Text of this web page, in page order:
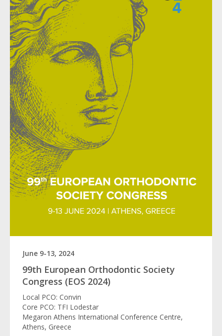
June 9-13, 2024
99th European Orthodontic Society
Congress (EOS 2024)
Local PCO: Convin
Core PCO: TFI Lodestar
Megaron Athens International Conference Centre,
Athens, Greece